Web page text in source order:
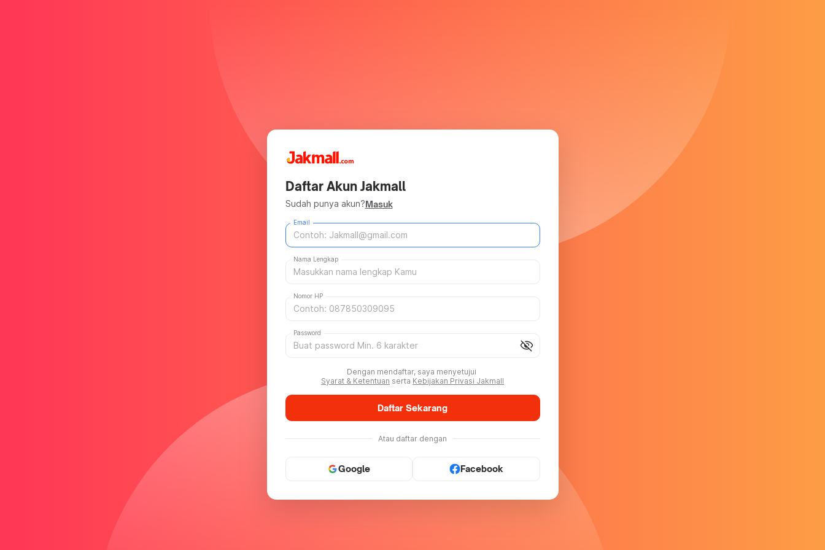
Daftar Akun Jakmall
Sudah punya akun?Masuk
Email
Nama Lengkap
Nomor HP
visibility_off
Password
Dengan mendaftar, saya menyetujui
Syarat & Ketentuan serta Kebijakan Privasi Jakmall
Daftar Sekarang
Atau daftar dengan
Google Facebook